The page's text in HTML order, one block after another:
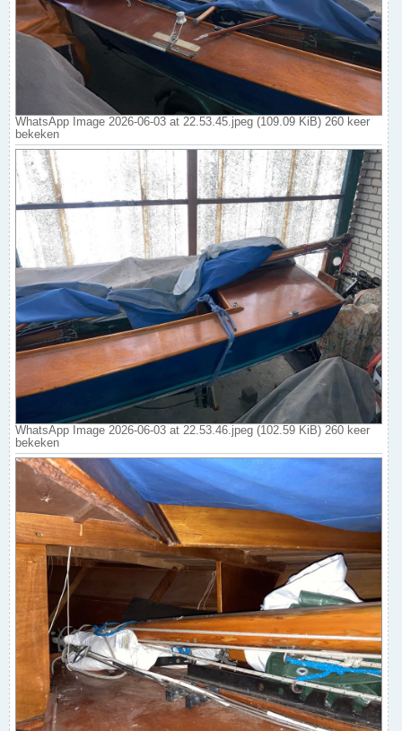
WhatsApp Image 2026-06-03 at 22.53.45.jpeg (109.09 KiB) 260 keer
bekeken
WhatsApp Image 2026-06-03 at 22.53.46.jpeg (102.59 KiB) 260 keer
bekeken